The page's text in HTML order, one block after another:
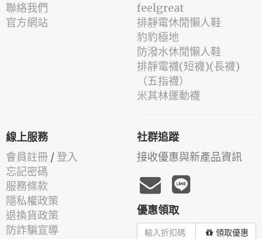
聯絡我們
官方網站
feelgreat
排靜電休閒懶人鞋
豹豹極地
防潑水休閒懶人鞋
排靜電襪(短襪)(長襪)
（五指襪）
米其林運動襪
線上服務
會員註冊 / 登入
忘記密碼
服務條款
隱私權政策
退換貨政策
防詐騙宣導
社群追蹤
接收優惠與新產品資訊
優惠領取
領取優惠